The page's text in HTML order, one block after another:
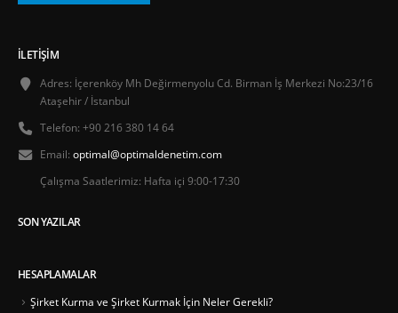
İLETIŞIM
Adres: İçerenköy Mh Değirmenyolu Cd. Birman İş Merkezi No:23/16
Ataşehir / İstanbul
Telefon: +90 216 380 14 64
Email: optimal@optimaldenetim.com
Çalışma Saatlerimiz: Hafta içi 9:00-17:30
SON YAZILAR
HESAPLAMALAR
Şirket Kurma ve Şirket Kurmak İçin Neler Gerekli?